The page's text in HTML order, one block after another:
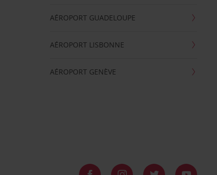
AÉROPORT GUADELOUPE
AÉROPORT LISBONNE
AÉROPORT GENÈVE